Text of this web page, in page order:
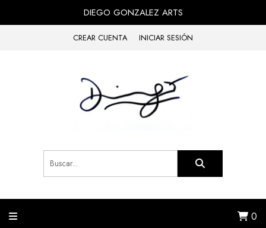
DIEGO GONZALEZ ARTS
CREAR CUENTA INICIAR SESIÓN
0